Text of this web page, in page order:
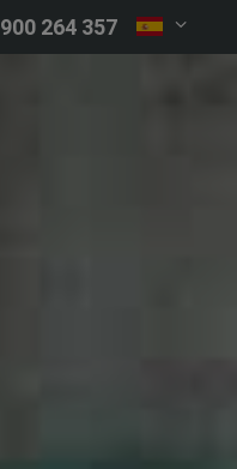
900 264 357